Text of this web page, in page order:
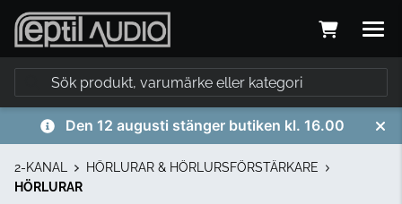
Den 12 augusti stänger butiken kl. 16.00
2-KANAL
HÖRLURAR & HÖRLURSFÖRSTÄRKARE
HÖRLURAR